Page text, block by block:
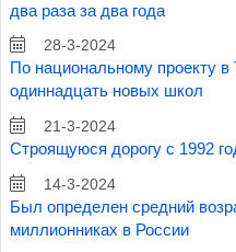
два раза за два года
28-3-2024
По национальному проекту в
одиннадцать новых школ
21-3-2024
Строящуюся дорогу с 1992
14-3-2024
Был определен средний
миллионниках в России